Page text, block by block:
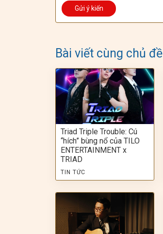
Bài viết cùng chủ đề
Triad Triple Trouble: Cú
“hích” bùng nổ của TILO
ENTERTAINMENT x
TRIAD
TIN TỨC